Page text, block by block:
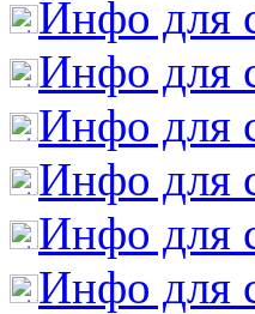
Инфо для
Инфо для
Инфо для
Инфо для
Инфо для
Инфо для